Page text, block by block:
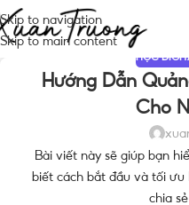
Skip to navigation
Skip to main content
HỌC
Hướng Dẫn
Cho
Bài viết này sẽ giúp bạn
biết cách bắt đầu và tối ưu
chia sẻ